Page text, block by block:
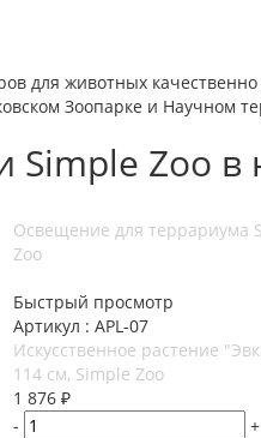
для животных
Зоопарке и Научном
Simple Zoo
Освещение для террариума
Zoo
Быстрый просмотр
Артикул : APL-07
Искусственное растение
114 см, Simple Zoo
1 876₽
-
+